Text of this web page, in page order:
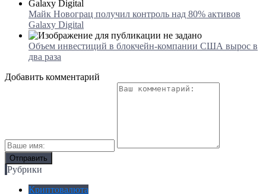
Майк Новограц получил контроль над 80% активов
Galaxy Digital
Объем инвестиций в блокчейн-компании США вырос в
два раза
Добавить комментарий
Рубрики
Криптовалюта